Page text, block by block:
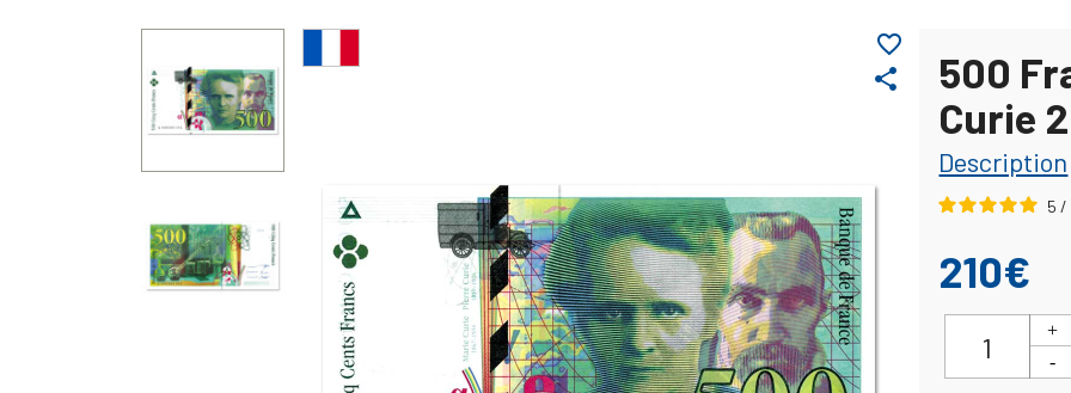
share
favorite_border
500
Curie
Description
5 /
210€